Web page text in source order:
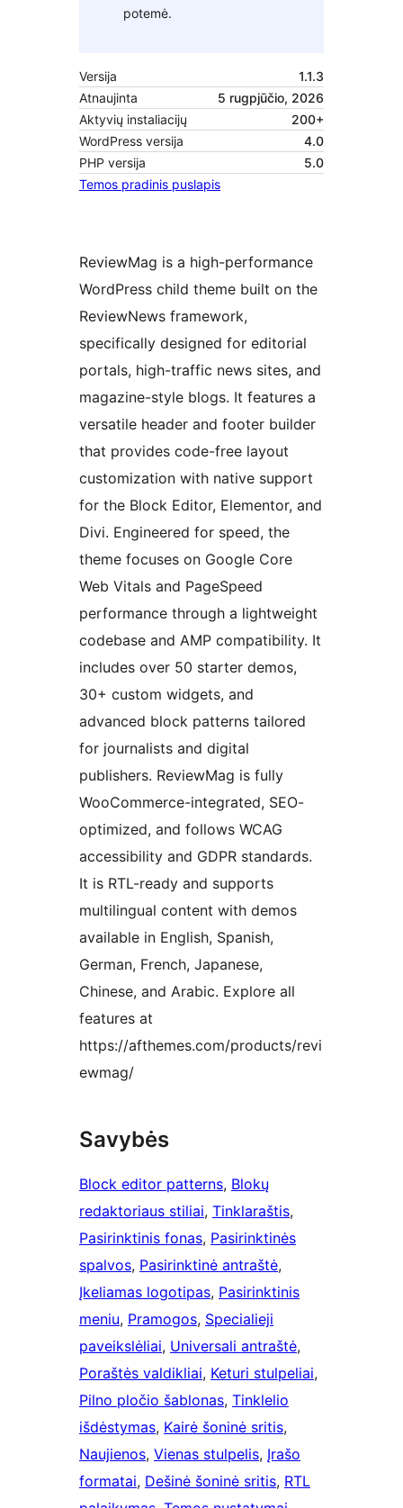
potemė.
Versija
1.1.3
Atnaujinta
5 rugpjūčio, 2026
Aktyvių instaliacijų
200+
WordPress versija
4.0
PHP versija
5.0
Temos pradinis puslapis
ReviewMag is a high-performance
WordPress child theme built on the
ReviewNews framework,
specifically designed for editorial
portals, high-traffic news sites, and
magazine-style blogs. It features a
versatile header and footer builder
that provides code-free layout
customization with native support
for the Block Editor, Elementor, and
Divi. Engineered for speed, the
theme focuses on Google Core
Web Vitals and PageSpeed
performance through a lightweight
codebase and AMP compatibility. It
includes over 50 starter demos,
30+ custom widgets, and
advanced block patterns tailored
for journalists and digital
publishers. ReviewMag is fully
WooCommerce-integrated, SEO-
optimized, and follows WCAG
accessibility and GDPR standards.
It is RTL-ready and supports
multilingual content with demos
available in English, Spanish,
German, French, Japanese,
Chinese, and Arabic. Explore all
features at
https://afthemes.com/products/revi
ewmag/
Savybės
Block editor patterns, Blokų
redaktoriaus stiliai, Tinklaraštis
Pasirinktinis fonas, Pasirinktinės
spalvos, Pasirinktinė antraštė
Įkeliamas logotipas, Pasirinktinis
meniu, Pramogos, Specialieji
paveikslėliai, Universali antraštė
Poraštės valdikliai, Keturi stulpeliai
Pilno pločio šablonas, Tinklelio
išdėstymas, Kairė šoninė sritis
Naujienos, Vienas stulpelis, Įrašo
formatai, Dešinė šoninė sritis, RTL